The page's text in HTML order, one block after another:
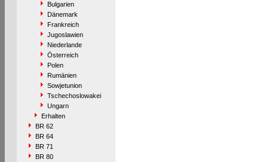
Bulgarien
Dänemark
Frankreich
Jugoslawien
Niederlande
Österreich
Polen
Rumänien
Sowjetunion
Tschechoslowakei
Ungarn
Erhalten
BR 62
BR 64
BR 71
BR 80